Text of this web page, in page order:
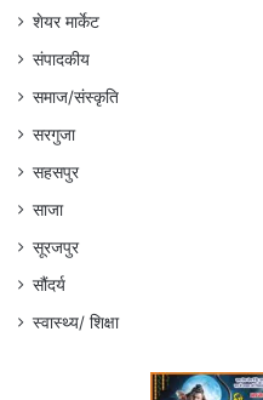
शेयर मार्केट
संपादकीय
समाज/संस्कृति
सरगुजा
सहसपुर
साजा
सूरजपुर
सौंदर्य
स्वास्थ्य/ शिक्षा